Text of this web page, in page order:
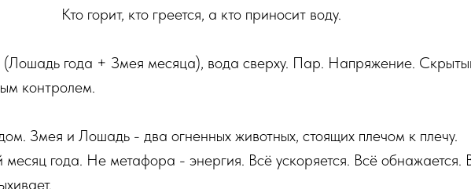
Кто горит, кто греется, а кто приносит воду.
(Лошадь года + Змея месяца), вода сверху. Пар. Напряжение.
контролем.
Змея и Лошадь - два огненных животных, стоящих плечом к плечу.
года. Не метафора - энергия. Всё ускоряется. Всё обнажается.